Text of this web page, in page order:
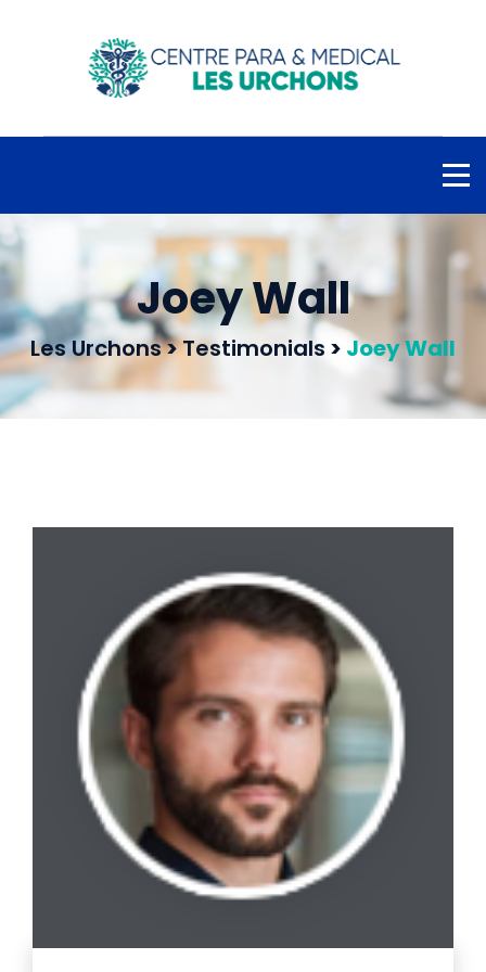
Joey Wall
Les Urchons>Testimonials > Joey Wall